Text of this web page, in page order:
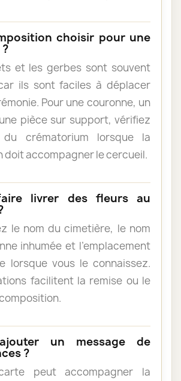
choisir pour une
et les gerbes sont souvent
ils sont faciles à déplacer
Pour une couronne, un
pièce sur support, vérifiez
crématorium lorsque la
doit accompagner le cercueil.
livrer des fleurs au
le nom du cimetière, le nom
inhumée et l’emplacement
lorsque vous le connaissez.
facilitent la remise ou le
un message de
?
peut accompagner la